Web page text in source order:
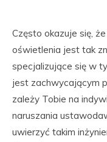
Często okazuje się,
oświetlenia jest tak
specjalizujące się w
jest zachwycającym
zależy Tobie na
naruszania
uwierzyć takim